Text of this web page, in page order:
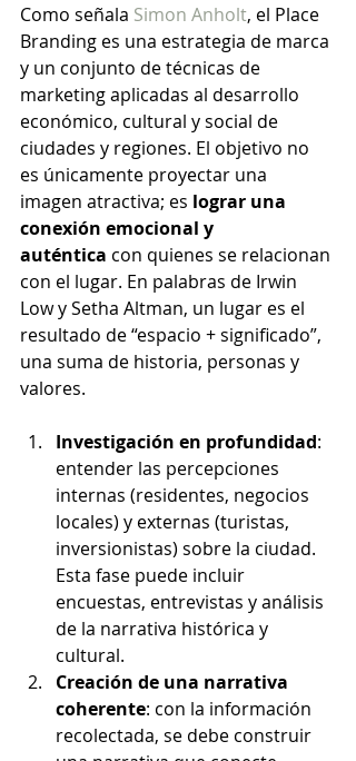
Como señala Simon Anholt, el Place
Branding es una estrategia de marca
y un conjunto de técnicas de
marketing aplicadas al desarrollo
económico, cultural y social de
ciudades y regiones. El objetivo no
es únicamente proyectar una
imagen atractiva; es lograr una
conexión emocional y
auténtica con quienes se relacionan
con el lugar. En palabras de Irwin
Low y Setha Altman, un lugar es el
resultado de “espacio + significado”,
una suma de historia, personas y
valores.
Investigación en profundidad:
entender las percepciones
internas (residentes, negocios
locales) y externas (turistas,
inversionistas) sobre la ciudad.
Esta fase puede incluir
encuestas, entrevistas y análisis
de la narrativa histórica y
cultural.
Creación de una narrativa
coherente: con la información
recolectada, se debe construir